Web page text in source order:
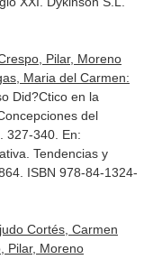
Pilar, Moreno
Maria del Carmen:
Did?Ctico en la
del
327-340. En:
Tendencias y
ISBN 978-84-1324-
Cortés, Carmen
Pilar, Moreno